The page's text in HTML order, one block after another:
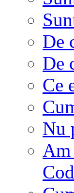
De
De
Ce
Nu
Am